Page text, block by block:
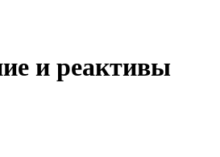
и реактивы